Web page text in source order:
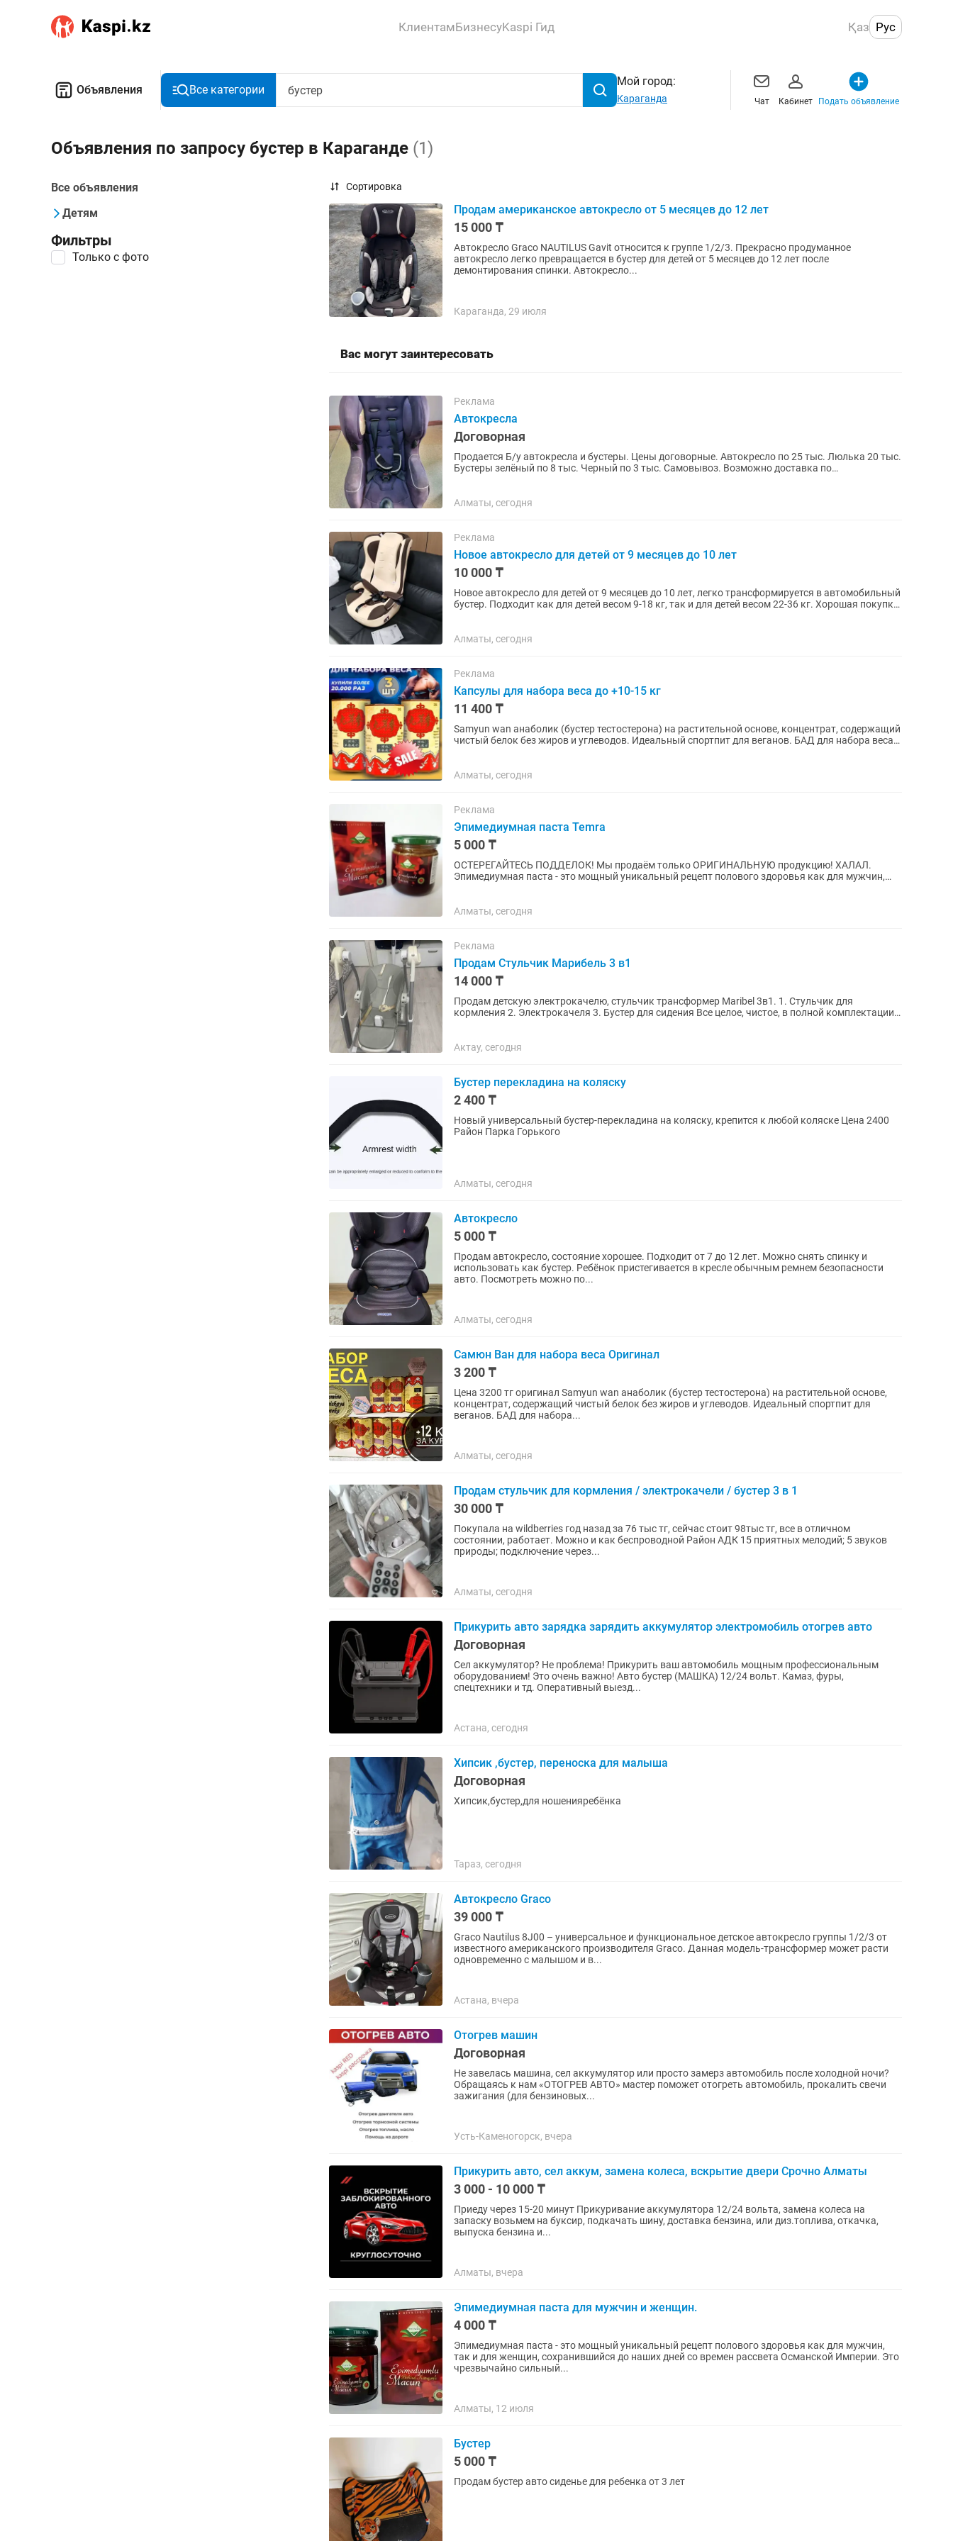
КлиентамБизнесуKaspi Гид Қаз Рус
Объявления Все категории
Мой город:
Караганда Чат Кабинет Подать объявление
Объявления по запросу бустер в Караганде (1)
Все объявления
Детям
Фильтры
Только с фото
Сортировка
Продам американское автокресло от 5 месяцев до 12 лет
15 000 ₸
Автокресло Graco NAUTILUS Gavit относится к группе 1/2/3. Прекрасно продуманное
автокресло легко превращается в бустер для детей от 5 месяцев до 12 лет после
демонтирования спинки. Автокресло...
Караганда, 29 июля
Вас могут заинтересовать
Реклама
Автокресла
Договорная
Продается Б/у автокресла и бустеры. Цены договорные. Автокресло по 25 тыс. Люлька 20 тыс.
Бустеры зелёный по 8 тыс. Черный по 3 тыс. Самовывоз. Возможно доставка по
Алматы, сегодня
Реклама
Новое автокресло для детей от 9 месяцев до 10 лет
10 000 ₸
Новое автокресло для детей от 9 месяцев до 10 лет, легко трансформируется в автомобильный
бустер. Подходит как для детей весом 9-18 кг, так и для детей весом 22-36 кг. Хорошая покупка
Алматы, сегодня
Реклама
Капсулы для набора веса до +10-15 кг
11 400 ₸
Samyun wan анаболик (бустер тестостерона) на растительной основе, концентрат, содержащий
чистый белок без жиров и углеводов. Идеальный спортпит для веганов. БАД для набора веса
Алматы, сегодня
Реклама
Эпимедиумная паста Temra
5 000 ₸
ОСТЕРЕГАЙТЕСЬ ПОДДЕЛОК! Мы продаём только ОРИГИНАЛЬНУЮ продукцию! ХАЛАЛ.
Эпимедиумная паста - это мощный уникальный рецепт полового здоровья как для мужчин,
Алматы, сегодня
Реклама
Продам Стульчик Марибель 3 в1
14 000 ₸
Продам детскую электрокачелю, стульчик трансформер Maribel 3в1. 1. Стульчик для
кормления 2. Электрокачеля 3. Бустер для сидения Все целое, чистое, в полной комплектации,
Актау, сегодня
Бустер перекладина на коляску
2 400 ₸
Новый универсальный бустер-перекладина на коляску, крепится к любой коляске Цена 2400
Район Парка Горького
Алматы, сегодня
Автокресло
5 000 ₸
Продам автокресло, состояние хорошее. Подходит от 7 до 12 лет. Можно снять спинку и
использовать как бустер. Ребёнок пристегивается в кресле обычным ремнем безопасности
авто. Посмотреть можно по...
Алматы, сегодня
Самюн Ван для набора веса Оригинал
3 200 ₸
Цена 3200 тг оригинал Samyun wan анаболик (бустер тестостерона) на растительной основе,
концентрат, содержащий чистый белок без жиров и углеводов. Идеальный спортпит для
веганов. БАД для набора...
Алматы, сегодня
Продам стульчик для кормления / электрокачели / бустер 3 в 1
30 000 ₸
Покупала на wildberries год назад за 76 тыс тг, сейчас стоит 98тыс тг, все в отличном
состоянии, работает. Можно и как беспроводной Район АДК 15 приятных мелодий; 5 звуков
природы; подключение через...
Алматы, сегодня
Прикурить авто зарядка зарядить аккумулятор электромобиль отогрев авто
Договорная
Сел аккумулятор? Не проблема! Прикурить ваш автомобиль мощным профессиональным
оборудованием! Это очень важно! Авто бустер (МАШКА) 12/24 вольт. Камаз, фуры,
спецтехники и тд. Оперативный выезд...
Астана, сегодня
Хипсик ,бустер, переноска для малыша
Договорная
Хипсик,бустер,для ношенияребёнка
Тараз, сегодня
Автокресло Graco
39 000 ₸
Graco Nautilus 8J00 – универсальное и функциональное детское автокресло группы 1/2/3 от
известного американского производителя Graco. Данная модель-трансформер может расти
одновременно с малышом и в...
Астана, вчера
Отогрев машин
Договорная
Не завелась машина, сел аккумулятор или просто замерз автомобиль после холодной ночи?
Обращаясь к нам «ОТОГРЕВ АВТО» мастер поможет отогреть автомобиль, прокалить свечи
зажигания (для бензиновых...
Усть-Каменогорск, вчера
Прикурить авто, сел аккум, замена колеса, вскрытие двери Срочно Алматы
3 000 - 10 000 ₸
Приеду через 15-20 минут Прикуривание аккумулятора 12/24 вольта, замена колеса на
запаску возьмем на буксир, подкачать шину, доставка бензина, или диз.топлива, откачка,
выпуска бензина и...
Алматы, вчера
Эпимедиумная паста для мужчин и женщин.
4 000 ₸
Эпимедиумная паста - это мощный уникальный рецепт полового здоровья как для мужчин,
так и для женщин, сохранившийся до наших дней со времен рассвета Османской Империи. Это
чрезвычайно сильный...
Алматы, 12 июля
Бустер
5 000 ₸
Продам бустер авто сиденье для ребенка от 3 лет